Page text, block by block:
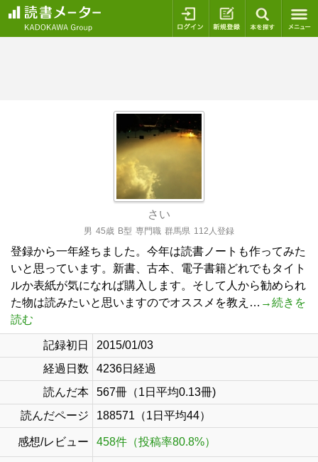
ログイン 新規登録
さい
男 45歳 B型 専門職 群馬県 112人登録
登録から一年経ちました。今年は読書ノートも作ってみた
いと思っています。新書、古本、電子書籍どれでもタイト
ルか表紙が気になれば購入します。そして人から勧められ
た物は読みたいと思いますのでオススメを教え… →続きを
読む
記録初日
2015/01/03
経過日数
4236日経過
読んだ本
567冊（1日平均0.13冊)
読んだページ
188571（1日平均44）
感想/レビュー 458件（投稿率80.8%）